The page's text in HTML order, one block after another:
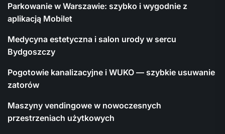
Parkowanie w Warszawie: szybko i wygodnie z
aplikacją Mobilet
Medycyna estetyczna i salon urody w sercu
Bydgoszczy
Pogotowie kanalizacyjne i WUKO — szybkie usuwanie
zatorów
Maszyny vendingowe w nowoczesnych
przestrzeniach użytkowych